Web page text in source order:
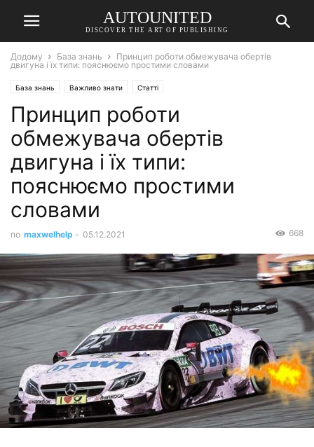
AUTOUNITED
DISCOVER THE ART OF PUBLISHING
Додому База знань
Принцип роботи обмежувача обертів
двигуна і їх типи: пояснюємо простими словами
База знань Важливо знати Статті
Принцип роботи
обмежувача обертів
двигуна і їх типи:
пояснюємо простими
словами
по maxwelhelp - 05.12.2021 668